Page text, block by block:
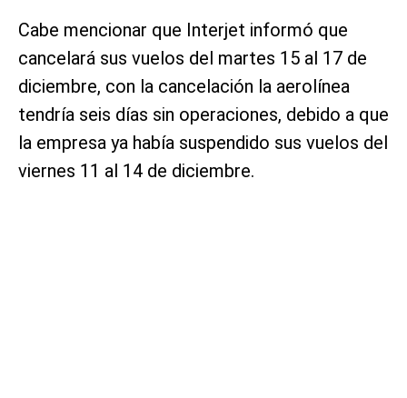
Cabe mencionar que Interjet informó que
cancelará sus vuelos del martes 15 al 17 de
diciembre, con la cancelación la aerolínea
tendría seis días sin operaciones, debido a que
la empresa ya había suspendido sus vuelos del
viernes 11 al 14 de diciembre.